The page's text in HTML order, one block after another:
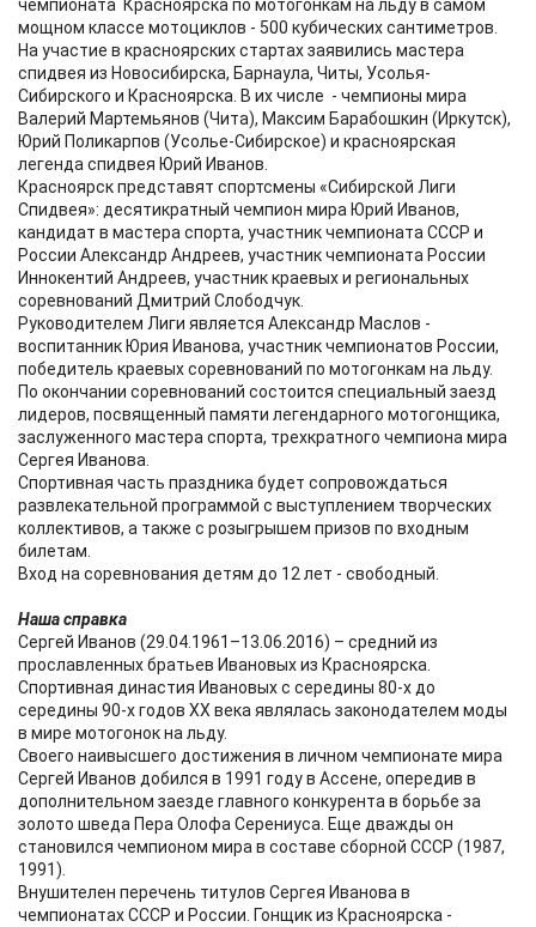
чемпионата Красноярска по мотогонкам на льду в самом
мощном классе мотоциклов - 500 кубических сантиметров.
На участие в красноярских стартах заявились мастера
спидвея из Новосибирска, Барнаула, Читы, Усолья-
Сибирского и Красноярска. В их числе - чемпионы мира
Валерий Мартемьянов (Чита), Максим Барабошкин (Иркутск),
Юрий Поликарпов (Усолье-Сибирское) и красноярская
легенда спидвея Юрий Иванов.
Красноярск представят спортсмены «Сибирской Лиги
Спидвея»: десятикратный чемпион мира Юрий Иванов,
кандидат в мастера спорта, участник чемпионата СССР и
России Александр Андреев, участник чемпионата России
Иннокентий Андреев, участник краевых и региональных
соревнований Дмитрий Слободчук.
Руководителем Лиги является Александр Маслов -
воспитанник Юрия Иванова, участник чемпионатов России,
победитель краевых соревнований по мотогонкам на льду.
По окончании соревнований состоится специальный заезд
лидеров, посвященный памяти легендарного мотогонщика,
заслуженного мастера спорта, трехкратного чемпиона мира
Сергея Иванова.
Спортивная часть праздника будет сопровождаться
развлекательной программой с выступлением творческих
коллективов, а также с розыгрышем призов по входным
билетам.
Вход на соревнования детям до 12 лет - свободный.
Наша справка
Сергей Иванов (29.04.1961–13.06.2016) – средний из
прославленных братьев Ивановых из Красноярска.
Спортивная династия Ивановых с середины 80-х до
середины 90-х годов ХХ века являлась законодателем моды
в мире мотогонок на льду.
Своего наивысшего достижения в личном чемпионате мира
Сергей Иванов добился в 1991 году в Ассене, опередив в
дополнительном заезде главного конкурента в борьбе за
золото шведа Пера Олофа Серениуса. Еще дважды он
становился чемпионом мира в составе сборной СССР (1987,
1991).
Внушителен перечень титулов Сергея Иванова в
чемпионатах СССР и России. Гонщик из Красноярска -